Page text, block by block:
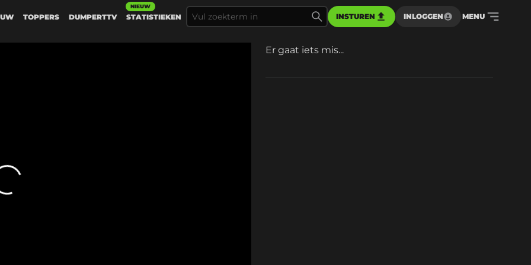
TOPPERS DUMPERTTV STATISTIEKEN
NIEUW
INSTUREN INLOGGEN MENU
Er gaat iets mis...